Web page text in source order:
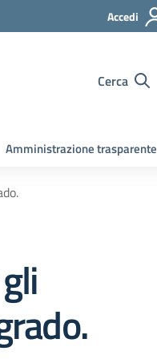
Accedi
Cerca
Amministrazione trasparente